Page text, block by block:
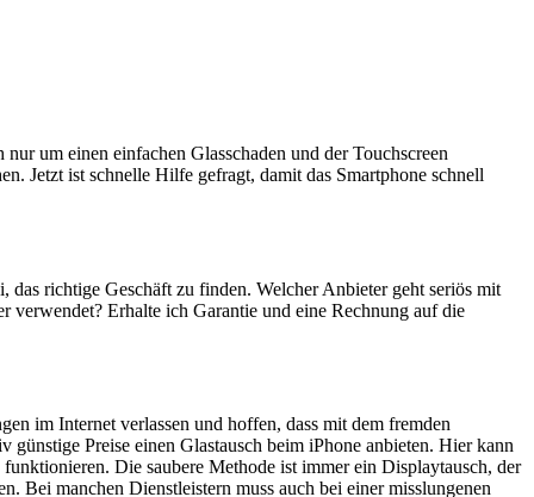
um einen einfachen Glasschaden und der Touchscreen
Jetzt ist schnelle Hilfe gefragt, damit das Smartphone schnell
das richtige Geschäft zu finden. Welcher Anbieter geht seriös mit
verwendet? Erhalte ich Garantie und eine Rechnung auf die
im Internet verlassen und hoffen, dass mit dem fremden
Preise einen Glastausch beim iPhone anbieten. Hier kann
Die saubere Methode ist immer ein Displaytausch, der
Bei manchen Dienstleistern muss auch bei einer misslungenen